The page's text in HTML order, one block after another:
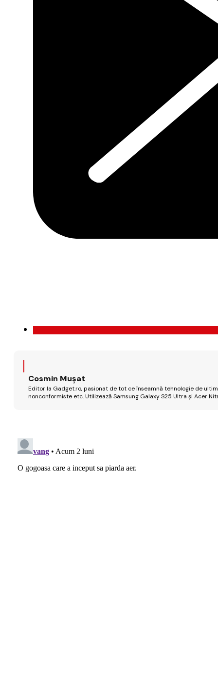
Cosmin Mușat
Editor la Gadget.ro, pasionat de tot ce înseamnă tehnologie de
nonconformiste etc. Utilizează Samsung Galaxy S25 Ultra și Acer